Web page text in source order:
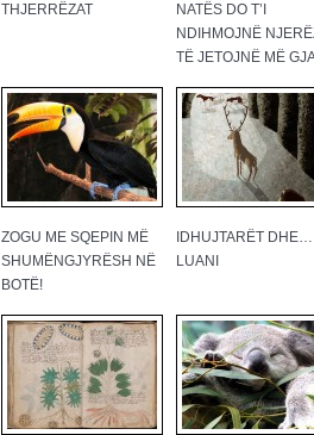
THJERRËZAT
NATËS DO T’I
NDIHMOJNË
TË JETOJNË MË
ZOGU ME SQEPIN MË
SHUMËNGJYRËSH NË
BOTË!
IDHUJTARËT DHE…
LUANI